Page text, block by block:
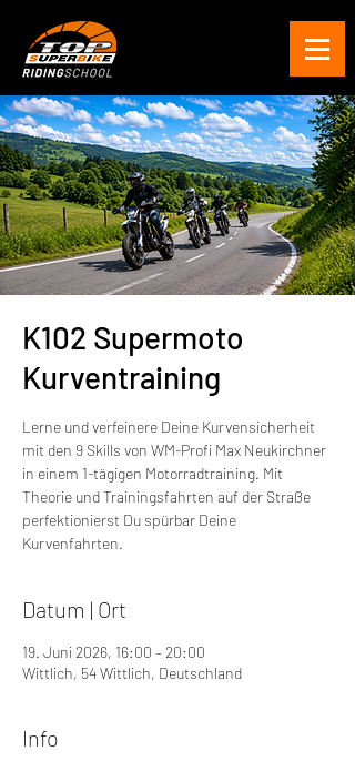
K102 Supermoto
Kurventraining
Lerne und verfeinere Deine Kurvensicherheit
mit den 9 Skills von WM-Profi Max Neukirchner
in einem 1-tägigen Motorradtraining. Mit
Theorie und Trainingsfahrten auf der Straße
perfektionierst Du spürbar Deine
Kurvenfahrten.
Datum | Ort
19. Juni 2026, 16:00 – 20:00
Wittlich, 54 Wittlich, Deutschland
Info